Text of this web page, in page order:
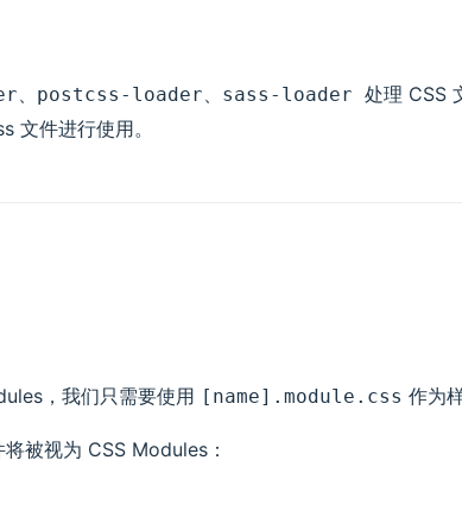
、 postcss-loader、 sass-loader 处理 CSS
文件进行使用。
，我们只需要使用 [name].module.css 作为
被视为 CSS Modules：